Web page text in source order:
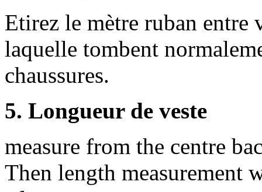
Etirez le mètre ruban entre
laquelle tombent
chaussures.
5. Longueur de veste
measure from the centre
Then length measurement